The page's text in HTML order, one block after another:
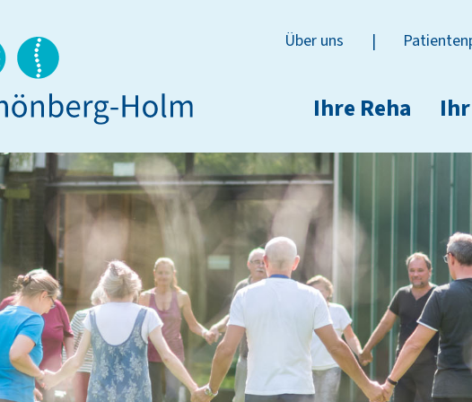
Über uns |
Ihre Reha